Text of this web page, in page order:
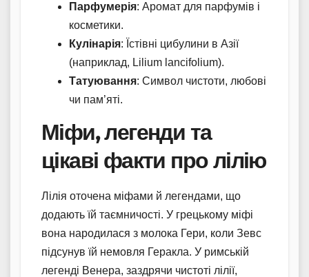
Парфумерія: Аромат для парфумів і
косметики.
Кулінарія: Їстівні цибулини в Азії
(наприклад, Lilium lancifolium).
Татуювання: Символ чистоти, любові
чи пам’яті.
Міфи, легенди та
цікаві факти про лілію
Лілія оточена міфами й легендами, що
додають їй таємничості. У грецькому міфі
вона народилася з молока Гери, коли Зевс
підсунув їй немовля Геракла. У римській
легенді Венера, заздрячи чистоті лілії,